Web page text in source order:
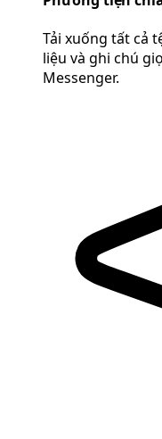
Tải xuống tất cả
liệu và ghi chú
Messenger.